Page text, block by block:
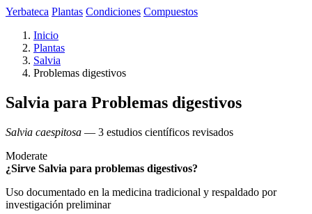
Yerbateca Plantas Condiciones Compuestos
Inicio
Plantas
Salvia
Problemas digestivos
Salvia para Problemas digestivos
Salvia caespitosa — 3 estudios científicos revisados
Moderate
¿Sirve Salvia para problemas digestivos?
Uso documentado en la medicina tradicional y respaldado por
investigación preliminar